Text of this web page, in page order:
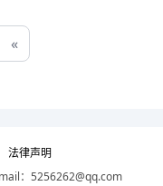
«
法律声明
：5256262@qq.com